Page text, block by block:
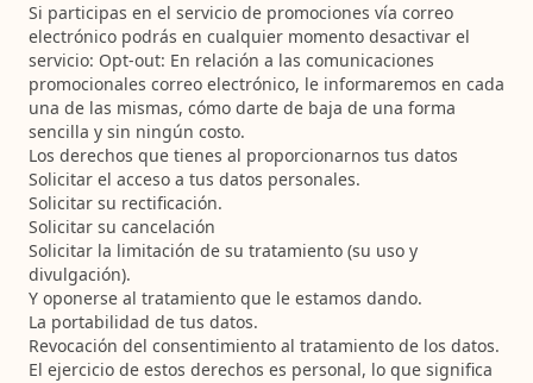
Si participas en el servicio de promociones vía correo
electrónico podrás en cualquier momento desactivar el
servicio: Opt-out: En relación a las comunicaciones
promocionales correo electrónico, le informaremos en cada
una de las mismas, cómo darte de baja de una forma
sencilla y sin ningún costo.
Los derechos que tienes al proporcionarnos tus datos
Solicitar el acceso a tus datos personales.
Solicitar su rectificación.
Solicitar su cancelación
Solicitar la limitación de su tratamiento (su uso y
divulgación).
Y oponerse al tratamiento que le estamos dando.
La portabilidad de tus datos.
Revocación del consentimiento al tratamiento de los datos.
El ejercicio de estos derechos es personal, lo que significa